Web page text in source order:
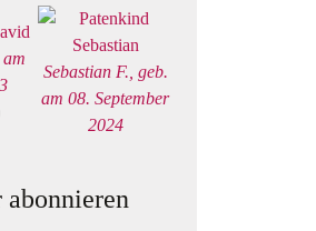
Sebastian F., geb.
am 08. September
2024